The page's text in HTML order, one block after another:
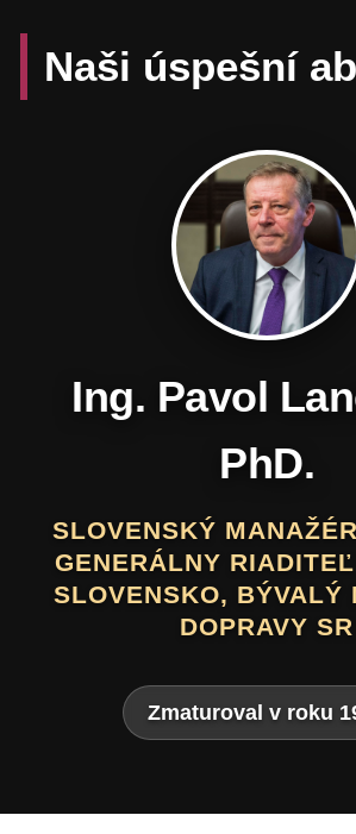
Naši úspešní
Daniel
DRAMATIK,
VÝTVARNÍK A AUTOR
PRE DETI A
Zmaturoval v roku